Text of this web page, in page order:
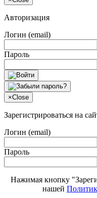
Авторизация
Логин (email)
Пароль
×Close
Зарегистрироваться на
Логин (email)
Пароль
Нажимая кнопку
нашей